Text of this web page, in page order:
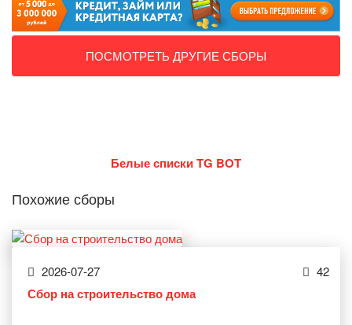
ПОСМОТРЕТЬ ДРУГИЕ СБОРЫ
Белые списки TG BOT
Похожие сборы
2026-07-27 42
Сбор на строительство дома